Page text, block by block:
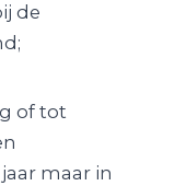
de
of tot
maar in